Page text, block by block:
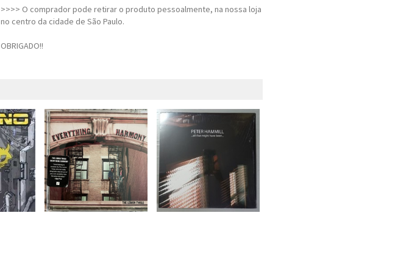
>>>> O comprador pode retirar o produto pessoalmente, na nossa loja
no centro da cidade de São Paulo.
OBRIGADO!!